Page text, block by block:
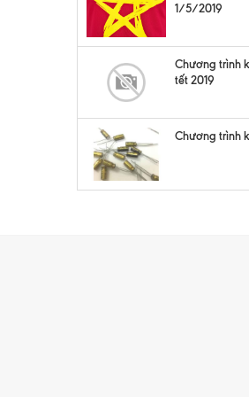
1/5/2019
Chương trình
tết 2019
Chương trình